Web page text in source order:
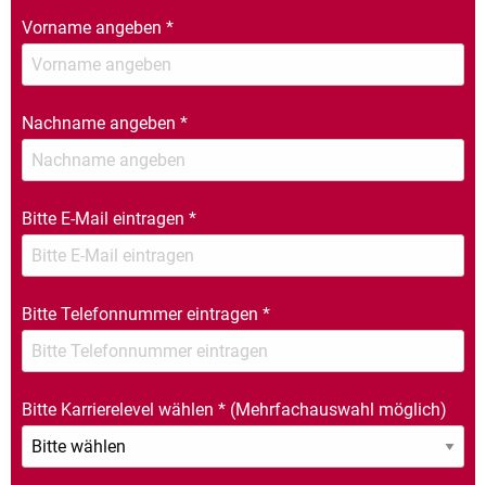
Vorname angeben *
Nachname angeben *
Bitte E-Mail eintragen *
Bitte Telefonnummer eintragen *
Bitte Karrierelevel wählen * (Mehrfachauswahl möglich)